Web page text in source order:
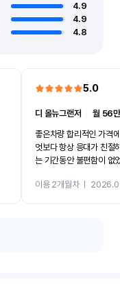
4.9
4.9
4.8
5.0
디 올뉴그랜저 ㅣ월 56
좋은차량 합리적인 가격
엇보다 항상 응대가 친절
는 기간동안 불편함이 없
카 렌트 고민없이 강추합
이용 2개월차ㅣ